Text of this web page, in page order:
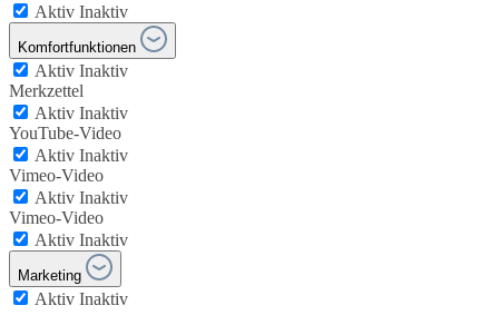
Aktiv Inaktiv
Komfortfunktionen
Aktiv Inaktiv
Merkzettel
Aktiv Inaktiv
YouTube-Video
Aktiv Inaktiv
Vimeo-Video
Aktiv Inaktiv
Vimeo-Video
Aktiv Inaktiv
Marketing
Aktiv Inaktiv